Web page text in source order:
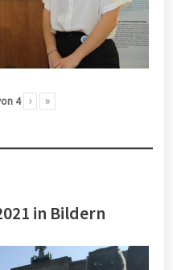
4 › »
in Bildern